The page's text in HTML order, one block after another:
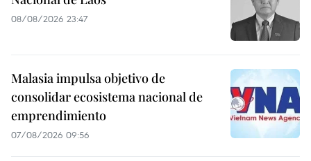
08/08/2026 23:47
Malasia impulsa objetivo de
consolidar ecosistema nacional de
emprendimiento
07/08/2026 09:56